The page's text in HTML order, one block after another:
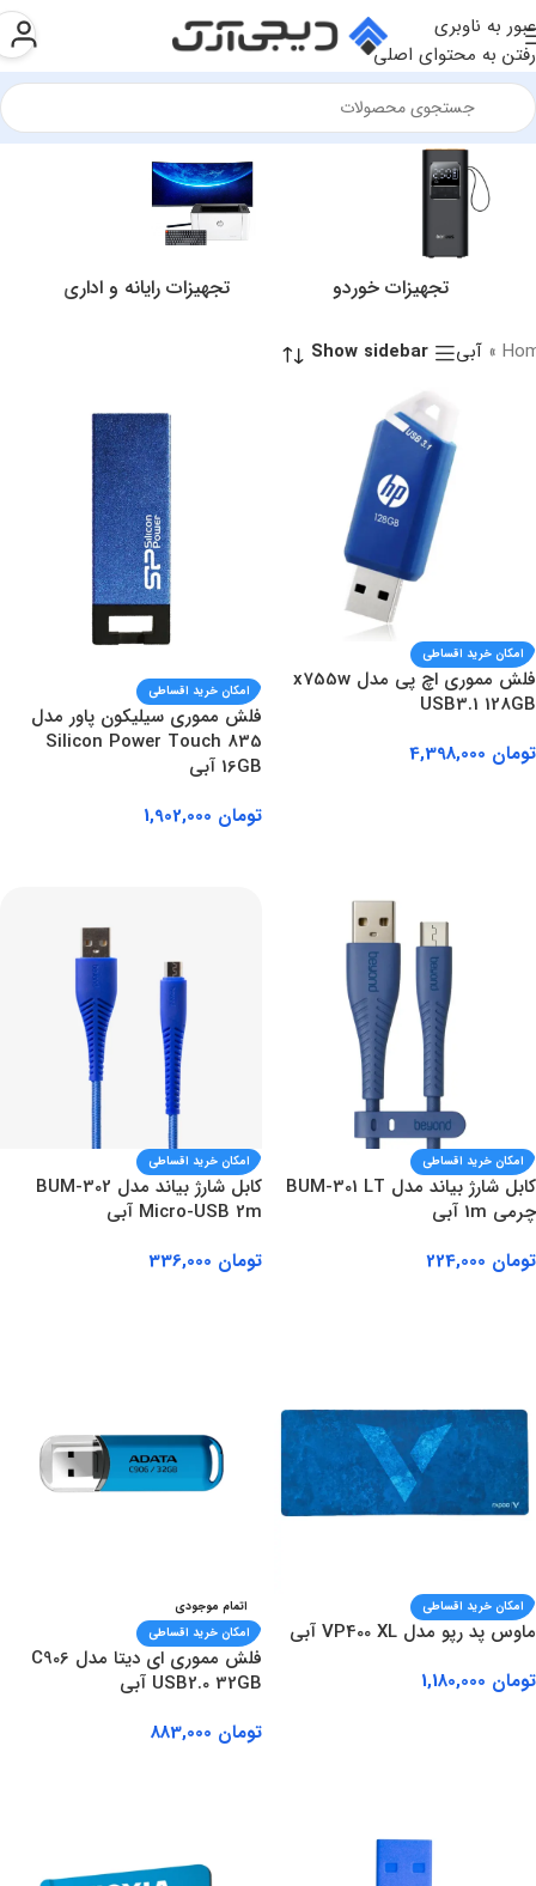
عبور به ناوبری
رفتن به محتوای اصلی
تجهیزات خوردو تجهیزات رایانه و اداری
»آبی Show sidebar
امکان خرید اقساطی
فلش مموری اچ پی مدل x755w
USB3.1 128GB
تومان
امکان خرید اقساطی
فلش مموری سیلیکون پاور مدل
Silicon Power Touch 835
16GB آبی
تومان
امکان خرید اقساطی
کابل شارژ بیاند مدل BUM-301 LT
چرمی 1m آبی
تومان
امکان خرید اقساطی
کابل شارژ بیاند مدل BUM-302
Micro-USB 2m آبی
تومان
امکان خرید اقساطی
ماوس پد رپو مدل VP400 XL آبی
تومان
اتمام موجودی
امکان خرید اقساطی
فلش مموری ای دیتا مدل C906
USB2.0 32GB آبی
تومان